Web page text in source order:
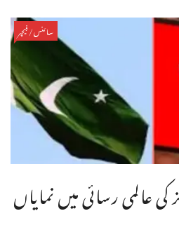
سائنس/فیچر
کی عالمی رسائی میں نمایاں